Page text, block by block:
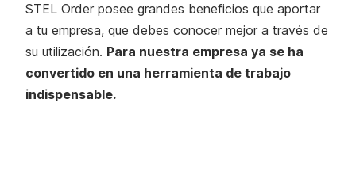
STEL Order posee grandes beneficios que aportar
a tu empresa, que debes conocer mejor a través de
su utilización. Para nuestra empresa ya se ha
convertido en una herramienta de trabajo
indispensable.